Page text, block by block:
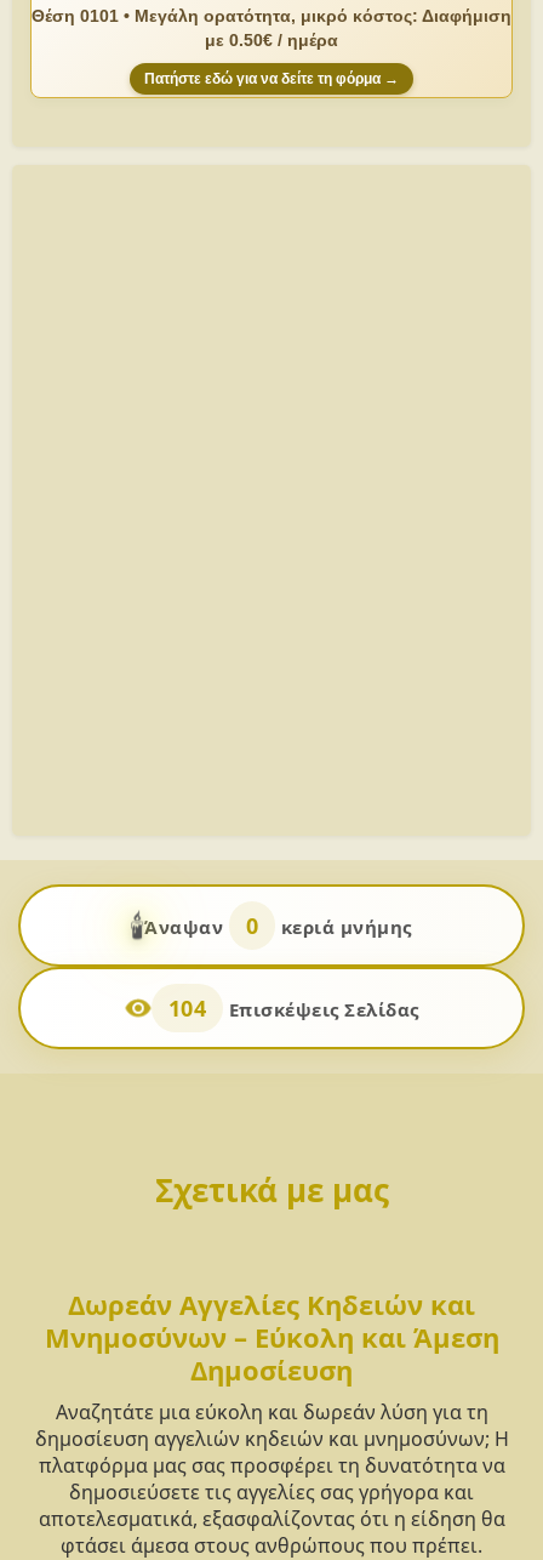
Θέση 0101 • Μεγάλη ορατότητα, μικρό κόστος: Διαφήμιση
με 0.50€ / ημέρα
Πατήστε εδώ για να δείτε τη φόρμα →
🕯️Άναψαν 0 κεριά μνήμης
104 Επισκέψεις Σελίδας
Σχετικά με μας
Δωρεάν Αγγελίες Κηδειών και
Μνημοσύνων – Εύκολη και Άμεση
Δημοσίευση
Αναζητάτε μια εύκολη και δωρεάν λύση για τη
δημοσίευση αγγελιών κηδειών και μνημοσύνων; Η
πλατφόρμα μας σας προσφέρει τη δυνατότητα να
δημοσιεύσετε τις αγγελίες σας γρήγορα και
αποτελεσματικά, εξασφαλίζοντας ότι η είδηση θα
φτάσει άμεσα στους ανθρώπους που πρέπει.